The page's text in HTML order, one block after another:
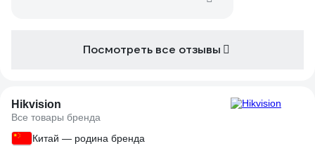
Посмотреть все отзывы
Hikvision
Все товары бренда
Китай — родина бренда